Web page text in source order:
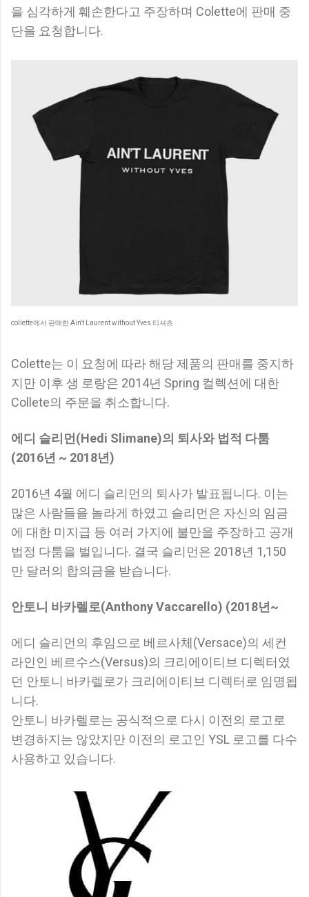
을 심각하게 훼손한다고 주장하며 Colette에 판매 중
단을 요청합니다.
collette에서 판매한 Ain't Laurent without Yves 티셔츠
Colette는 이 요청에 따라 해당 제품의 판매를 중지하
지만 이후 생 로랑은 2014년 Spring 컬렉션에 대한
Collete의 주문을 취소합니다.
에디 슬리먼(Hedi Slimane)의 퇴사와 법적 다툼
(2016년 ~ 2018년)
2016년 4월 에디 슬리먼의 퇴사가 발표됩니다. 이는
많은 사람들을 놀라게 하였고 슬리먼은 자신의 임금
에 대한 미지급 등 여러 가지에 불만을 주장하고 공개
법정 다툼을 벌입니다. 결국 슬리먼은 2018년 1,150
만 달러의 합의금을 받습니다.
안토니 바카렐로(Anthony Vaccarello) (2018년~
에디 슬리먼의 후임으로 베르사체(Versace)의 세컨
라인인 베르수스(Versus)의 크리에이티브 디렉터였
던 안토니 바카렐로가 크리에이티브 디렉터로 임명됩
니다.
안토니 바카렐로는 공식적으로 다시 이전의 로고로
변경하지는 않았지만 이전의 로고인 YSL 로고를 다수
사용하고 있습니다.